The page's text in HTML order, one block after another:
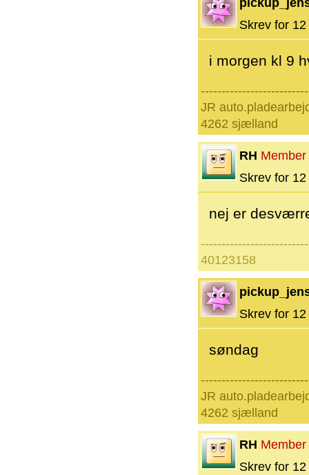
Skrev for
i morgen kl 9
JR
4262 sjælland
RH Member
Skrev for
nej er
40123158
Skrev for
søndag
JR
4262 sjælland
RH Member
Skrev for